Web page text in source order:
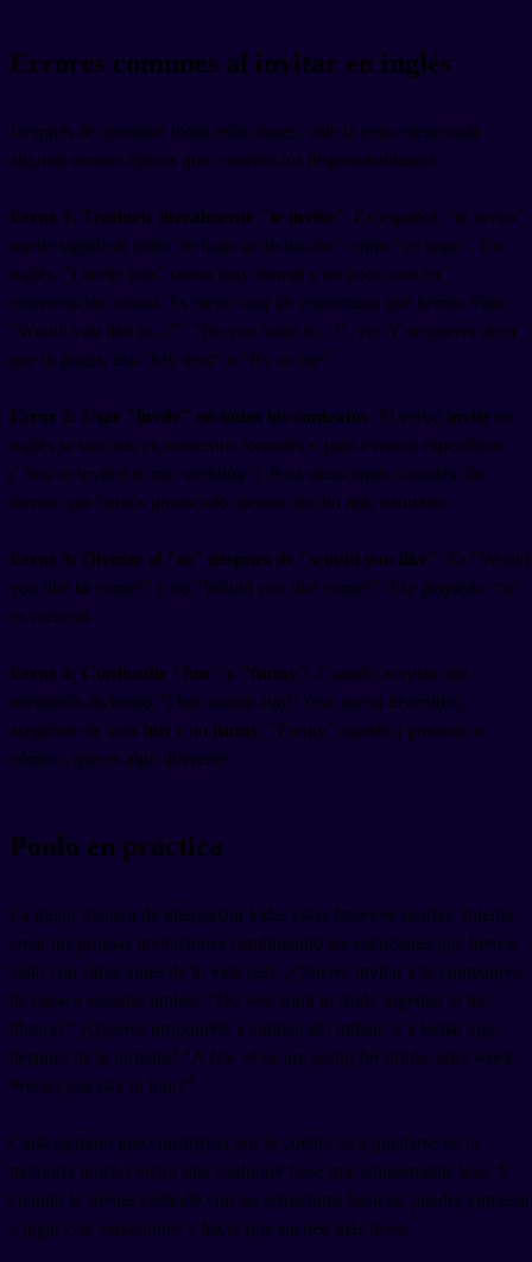
Errores comunes al invitar en inglés
Después de aprender todas estas frases, vale la pena mencionar
algunos errores típicos que cometen los hispanohablantes.
Error 1: Traducir literalmente "te invito". En español, "te invito"
puede significar tanto "te hago la invitación" como "yo pago". En
inglés, "I invite you" suena muy formal y un poco raro en
conversación casual. Es mejor usar las estructuras que hemos visto:
"Would you like to...?", "Do you want to...?", etc. Y si quieres decir
que tú pagas, usa "My treat" o "It's on me".
Error 2: Usar "invite" en todos los contextos. El verbo invite en
inglés se usa más en contextos formales o para eventos específicos
("You're invited to my wedding"). Para situaciones casuales, las
formas que hemos practicado suenan mucho más naturales.
Error 3: Olvidar el "to" después de "would you like". Es "Would
you like to come?" y no "Would you like come?". Ese pequeño "to"
es esencial.
Error 4: Confundir "fun" y "funny". Cuando aceptas una
invitación diciendo "That sounds fun!" (eso suena divertido),
asegúrate de usar fun y no funny. "Funny" significa gracioso o
cómico, que es algo diferente.
Ponlo en práctica
La mejor manera de interiorizar todas estas frases es usarlas. Intenta
crear tus propias invitaciones combinando las estructuras que hemos
visto con situaciones de tu vida real. ¿Quieres invitar a tu compañero
de clase a estudiar juntos? "Do you want to study together at the
library?" ¿Quieres proponerle a alguien del trabajo ir a tomar algo
después de la jornada? "A few of us are going for drinks after work.
Would you like to join?"
Cada ejemplo que construyas por tu cuenta va a quedarse en tu
memoria mucho mejor que cualquier frase que simplemente leas. Y
cuando te sientas cómodo con las estructuras básicas, puedes empezar
a jugar con variaciones y hacer que suenen más tuyas.